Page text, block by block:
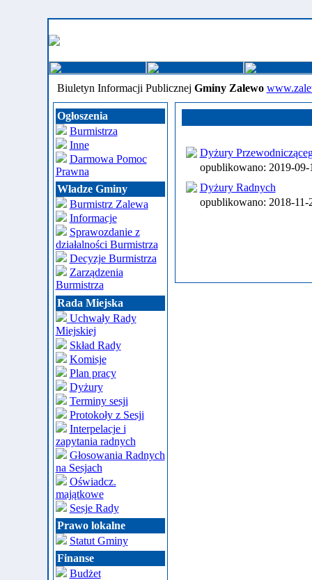
Biuletyn Informacji Publicznej Gminy Zalewo
Ogłoszenia
Burmistrza
Inne
Darmowa Pomoc
Prawna
Władze Gminy
Burmistrz Zalewa
Informacje
Sprawozdanie z
działalności Burmistrza
Decyzje Burmistrza
Zarządzenia
Burmistrza
Rada Miejska
Uchwały Rady
Miejskiej
Skład Rady
Komisje
Plan pracy
Dyżury
Terminy sesji
Protokoły z Sesji
Interpelacje i
zapytania radnych
Głosowania Radnych
na Sesjach
Oświadcz.
majątkowe
Sesje Rady
Prawo lokalne
Statut Gminy
Finanse
Budżet
Dyżury
opublikowano: 2019-
Dyżury Radnych
opublikowano: 2018-